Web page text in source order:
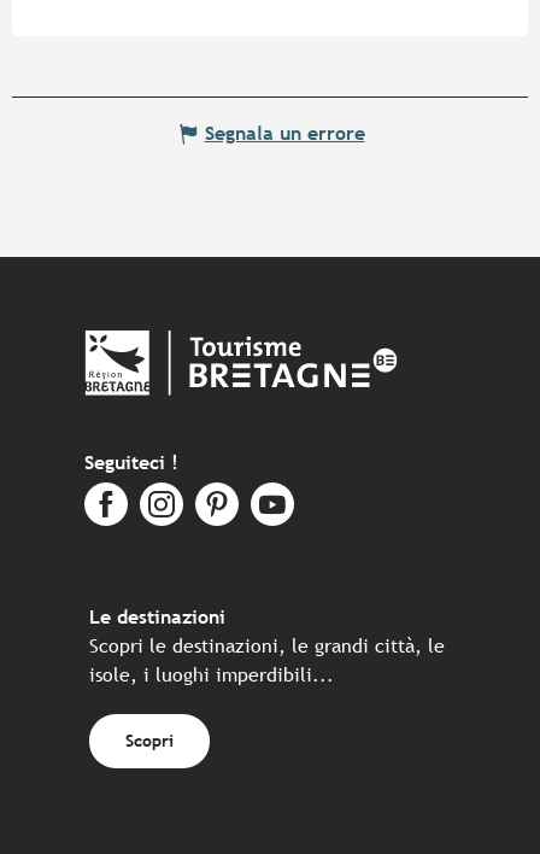
Segnala un errore
Seguiteci !
Le destinazioni
Scopri le destinazioni, le grandi città, le
isole, i luoghi imperdibili...
Scopri